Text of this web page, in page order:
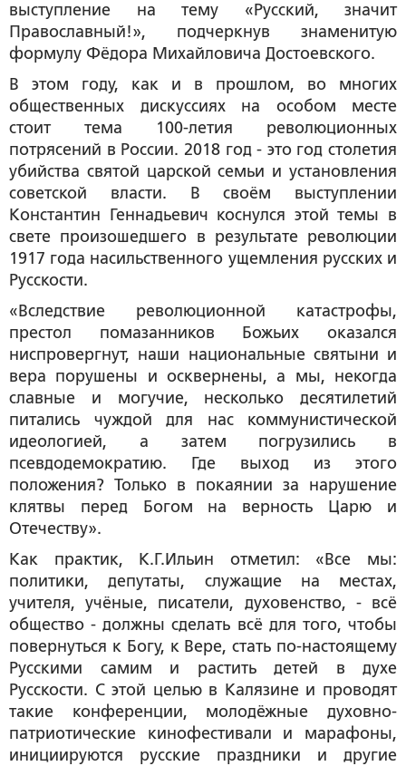
выступление на тему «Русский, значит
Православный!», подчеркнув знаменитую
формулу Фёдора Михайловича Достоевского.
В этом году, как и в прошлом, во многих
общественных дискуссиях на особом месте
стоит тема 100-летия революционных
потрясений в России. 2018 год - это год столетия
убийства святой царской семьи и установления
советской власти. В своём выступлении
Константин Геннадьевич коснулся этой темы в
свете произошедшего в результате революции
1917 года насильственного ущемления русских и
Русскости.
« Вследствие революционной катастрофы,
престол помазанников Божьих оказался
ниспровергнут, наши национальные святыни и
вера порушены и осквернены, а мы, некогда
славные и могучие, несколько десятилетий
питались чуждой для нас коммунистической
идеологией, а затем погрузились в
псевдодемократию. Где выход из этого
положения? Только в покаянии за нарушение
клятвы перед Богом на верность Царю и
Отечеству».
Как практик, К.Г.Ильин отметил: « Все мы:
политики, депутаты, служащие на местах,
учителя, учёные, писатели, духовенство, - всё
общество - должны сделать всё для того, чтобы
повернуться к Богу, к Вере, стать по-настоящему
Русскими самим и растить детей в духе
Русскости. С этой целью в Калязине и проводят
такие конференции, молодёжные духовно-
патриотические кинофестивали и марафоны,
инициируются русские праздники и другие